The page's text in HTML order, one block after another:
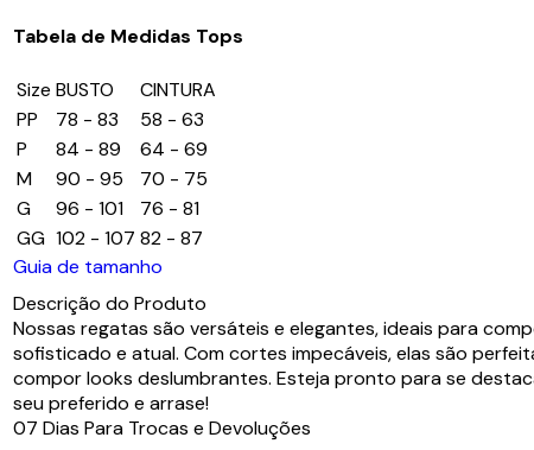
Tabela de Medidas Tops
Size BUSTO
CINTURA
PP
78 - 83
58 - 63
P
84 - 89
64 - 69
M
90 - 95
70 - 75
G
96 - 101
76 - 81
GG 102 - 107 82 - 87
Guia de tamanho
Descrição do Produto
Nossas regatas são versáteis e elegantes, ideais para
sofisticado e atual. Com cortes impecáveis, elas são
compor looks deslumbrantes. Esteja pronto para se
seu preferido e arrase!
07 Dias Para Trocas e Devoluções